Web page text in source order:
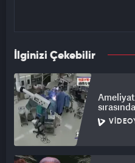
İlginizi Çekebilir